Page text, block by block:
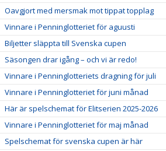
Oavgjort med mersmak mot tippat topplag
Vinnare i Penninglotteriet för aguusti
Biljetter släppta till Svenska cupen
Säsongen drar igång – och vi är redo!
Vinnare i Penninglotteriets dragning för juli
Vinnare i Penninglotteriet för juni månad
Här är spelschemat för Elitserien 2025-2026
Vinnare i Penninglotteriet för maj månad
Spelschemat för svenska cupen är här